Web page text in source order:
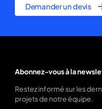
Demander un devis
Abonnez-vous à la
Restez informé sur les
projets de notre équipe.